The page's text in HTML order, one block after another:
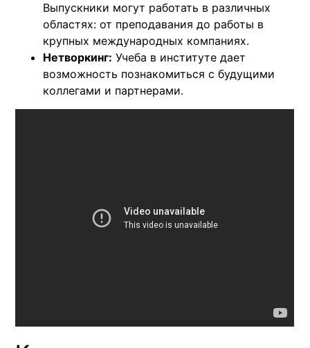
Выпускники могут работать в различных
областях: от преподавания до работы в
крупных международных компаниях.
Нетворкинг: Учеба в институте дает
возможность познакомиться с будущими
коллегами и партнерами.